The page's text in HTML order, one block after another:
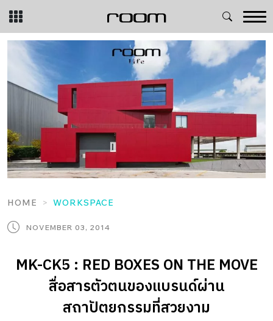
Skip
content
HOME WORKSPACE
NOVEMBER 03, 2014
MK-CK5 : RED BOXES ON THE MOVE
สื่อสารตัวตนของแบรนด์ผ่าน
สถาปัตยกรรมที่สวยงาม